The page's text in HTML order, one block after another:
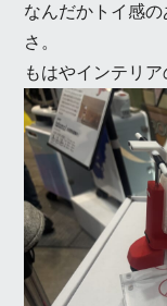
なんだかトイ感
さ。
もはやインテリア